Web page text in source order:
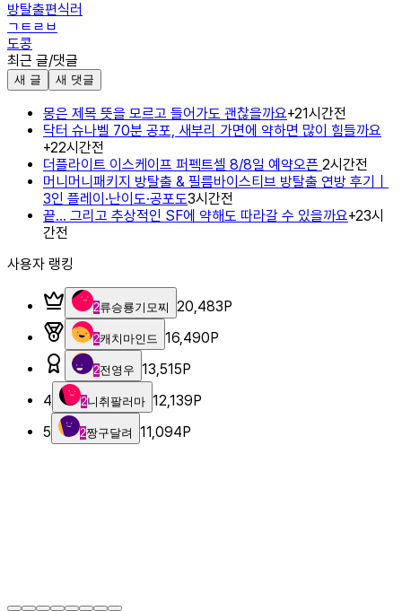
방탈출편식러
ㄱㅌㄹㅂ
도콩
최근 글/댓글
새 글 새 댓글
몽은 제목 뜻을 모르고 들어가도 괜찮을까요+21시간전
닥터 슈나벨 70분 공포, 새부리 가면에 약하면 많이 힘들까요
+22시간전
더플라이트 이스케이프 퍼펙트셀 8/8일 예약오픈 2시간전
머니머니패키지 방탈출 & 필름바이스티브 방탈출 연방 후기｜
3인 플레이·난이도·공포도3시간전
끝... 그리고 추상적인 SF에 약해도 따라갈 수 있을까요+23시
간전
사용자 랭킹
2류승룡기모찌 20,483P
2캐치마인드 16,490P
2전영우 13,515P
4
2니취팔러마 12,139P
5
2짱구달려 11,094P